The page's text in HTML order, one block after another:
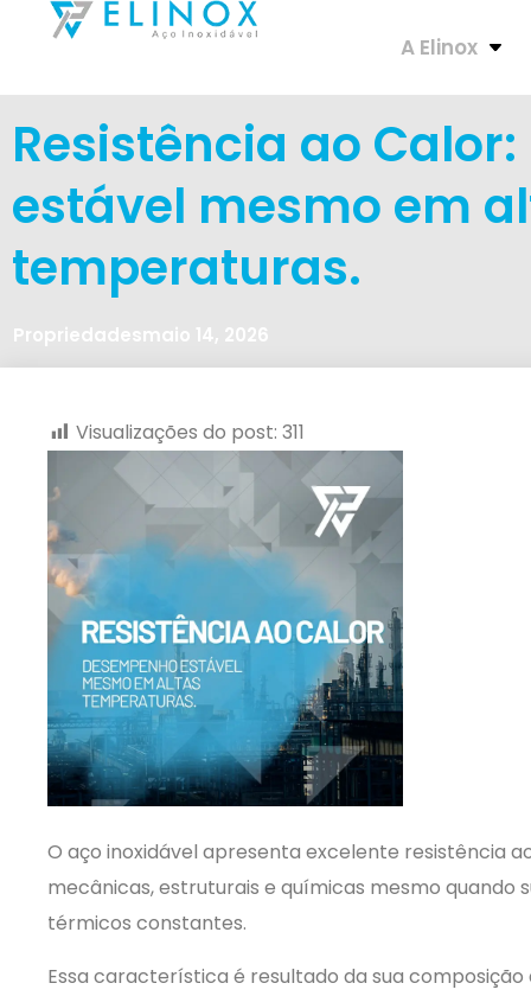
A Elinox
Resistência ao
estável mesmo em
temperaturas.
Propriedadesmaio 14, 2026
Visualizações do post: 311
O aço inoxidável apresenta excelente resistência
mecânicas, estruturais e químicas mesmo
térmicos constantes.
Essa característica é resultado da sua